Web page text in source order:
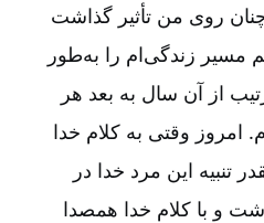
روی من تأثیر گذاشت
مسیر زندگی‌‌ام را به‌‌طور
از آن سال به بعد هر
وقتی به کلام خدا
تنبیه این مرد خدا در
و با کلام خدا همصدا